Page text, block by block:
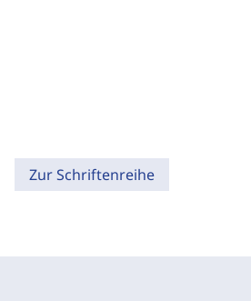
Zur Schriftenreihe